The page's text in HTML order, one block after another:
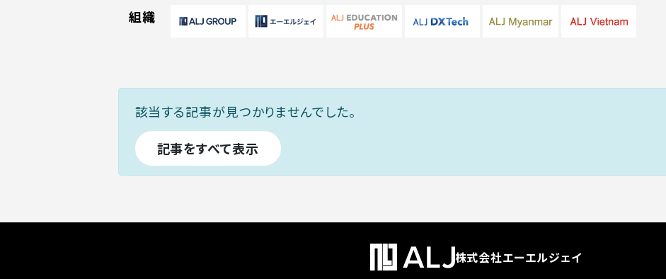
組織
該当する記事が見つかりませんでした。
記事をすべて表示
株式会社エーエルジェイ